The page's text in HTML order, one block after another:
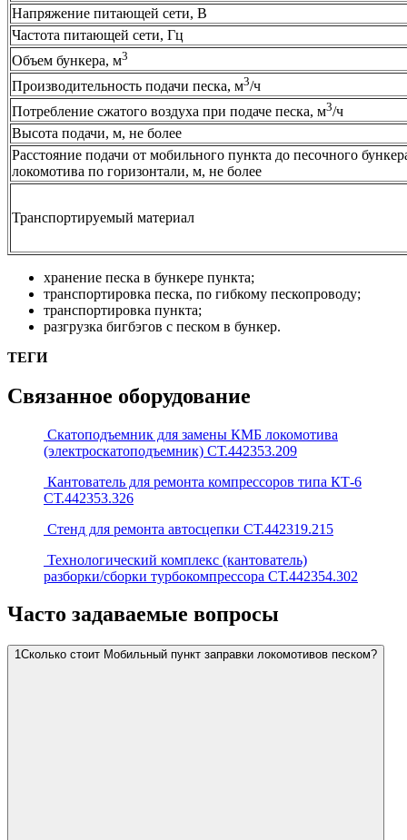
Напряжение питающей сети, В
Частота питающей сети, Гц
Объем бункера, м3
Производительность подачи песка, м3/ч
Потребление сжатого воздуха при подаче песка, м3/ч
Высота подачи, м, не более
Расстояние подачи от мобильного пункта до песочного
локомотива по горизонтали, м, не более
Транспортируемый материал
хранение песка в бункере пункта;
транспортировка песка, по гибкому пескопроводу;
транспортировка пункта;
разгрузка бигбэгов с песком в бункер.
ТЕГИ
Связанное оборудование
Скатоподъемник для замены КМБ локомотива
(электроскатоподъемник) СТ.442353.209
Кантователь для ремонта компрессоров типа КТ-6
СТ.442353.326
Стенд для ремонта автосцепки СТ.442319.215
Технологический комплекс (кантователь)
разборки/сборки турбокомпрессора СТ.442354.302
Часто задаваемые вопросы
1Сколько стоит Мобильный пункт заправки локомотивов песком?